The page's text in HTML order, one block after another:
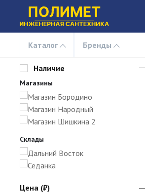
Каталог Бренды
Наличие
Магазины
Магазин Бородино
Магазин Народный
Магазин Шишкина 2
Склады
Дальний Восток
Седанка
Цена (₽)